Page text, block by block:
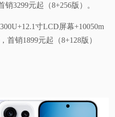
3299元起（8+256版）。
寸LCD屏幕+10050m
首销1899元起（8+128版）